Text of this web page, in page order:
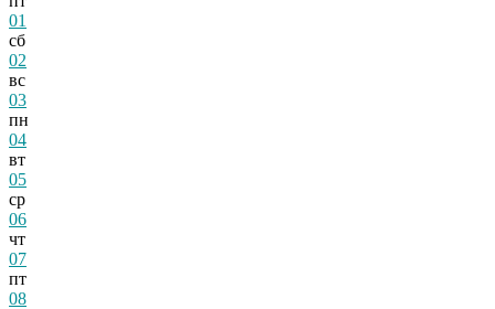
01
сб
02
вс
03
пн
04
вт
05
ср
06
чт
07
пт
08